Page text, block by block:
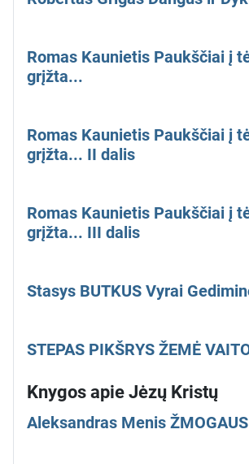
Romas Kaunietis Paukščiai į
grįžta...
Romas Kaunietis Paukščiai į
grįžta... II dalis
Romas Kaunietis Paukščiai į
grįžta... III dalis
Stasys BUTKUS Vyrai
STEPAS PIKŠRYS ŽEMĖ
Knygos apie Jėzų Kristų
Aleksandras Menis